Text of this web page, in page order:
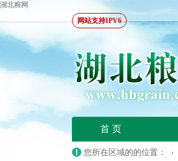
湖北粮网
网站支持IPV6
首 页
您所在区域的的位置： ›